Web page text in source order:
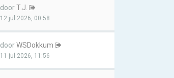
doorT.J.
12 jul 2026, 00:58
doorWSDokkum
11 jul 2026, 11:56